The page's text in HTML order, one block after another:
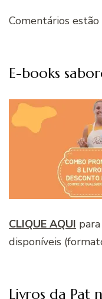
Comentários estão
E-books
CLIQUE AQUI
disponíveis
Livros da Pat